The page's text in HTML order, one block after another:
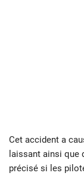
Cet accident a
laissant ainsi que
précisé si les